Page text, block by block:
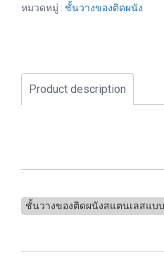
หมวดหมู่ : ชั้นวางของติดผนัง
Product description
ชั้นวางของติดผนังสแตนเลสแบ